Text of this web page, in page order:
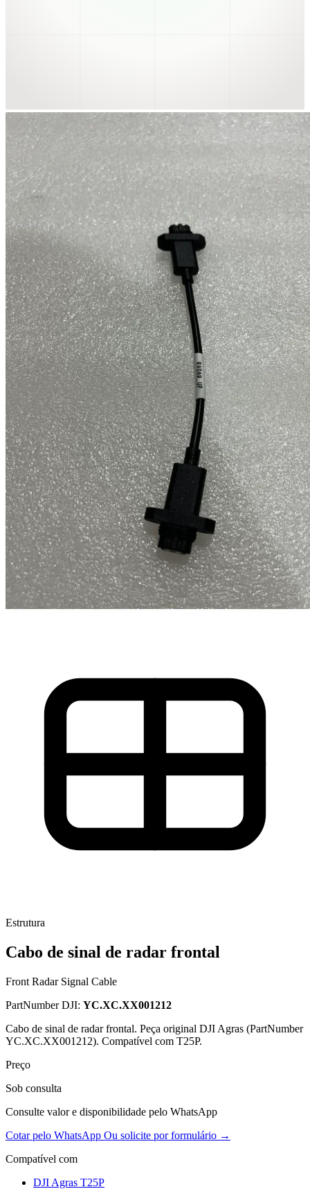
Estrutura
Cabo de sinal de radar frontal
Front Radar Signal Cable
PartNumber DJI: YC.XC.XX001212
Cabo de sinal de radar frontal. Peça original DJI Agras (PartNumber
YC.XC.XX001212). Compatível com T25P.
Preço
Sob consulta
Consulte valor e disponibilidade pelo WhatsApp
Cotar pelo WhatsApp Ou solicite por formulário →
Compatível com
DJI Agras T25P